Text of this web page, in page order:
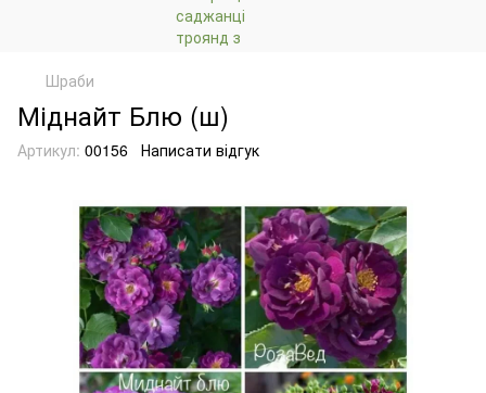
Шраби
Міднайт Блю (ш)
Артикул: 00156 Написати відгук